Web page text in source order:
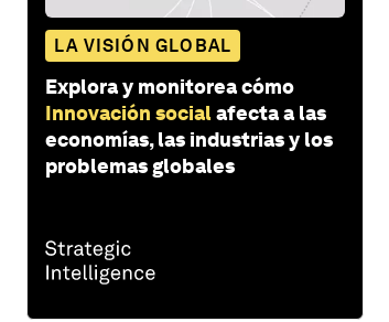
LA VISIÓN GLOBAL
Explora y monitorea cómo
Innovación socialafecta a las
economías, las industrias y los
problemas globales